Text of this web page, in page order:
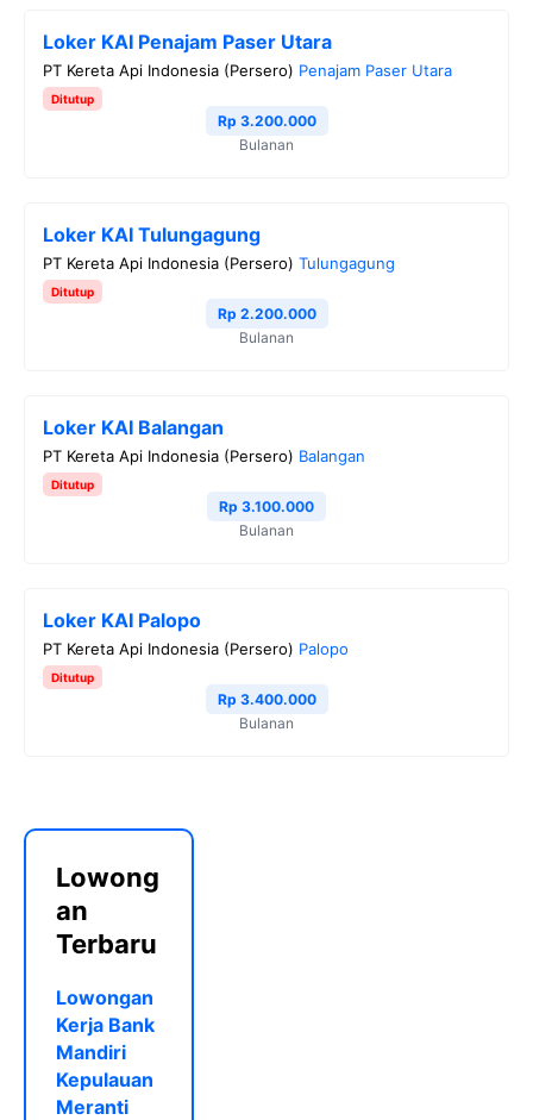
Loker KAI Penajam Paser Utara
PT Kereta Api Indonesia (Persero) Penajam Paser Utara
Ditutup
Rp 3.200.000
Bulanan
Loker KAI Tulungagung
PT Kereta Api Indonesia (Persero) Tulungagung
Ditutup
Rp 2.200.000
Bulanan
Loker KAI Balangan
PT Kereta Api Indonesia (Persero) Balangan
Ditutup
Rp 3.100.000
Bulanan
Loker KAI Palopo
PT Kereta Api Indonesia (Persero) Palopo
Ditutup
Rp 3.400.000
Bulanan
Lowong
an
Terbaru
Lowongan
Kerja Bank
Mandiri
Kepulauan
Meranti